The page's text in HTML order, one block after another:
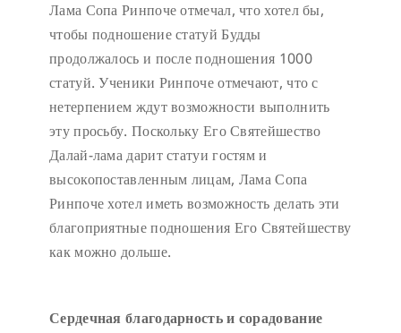
Лама Сопа Ринпоче отмечал, что хотел бы,
чтобы подношение статуй Будды
продолжалось и после подношения 1000
статуй. Ученики Ринпоче отмечают, что с
нетерпением ждут возможности выполнить
эту просьбу. Поскольку Его Святейшество
Далай-лама дарит статуи гостям и
высокопоставленным лицам, Лама Сопа
Ринпоче хотел иметь возможность делать эти
благоприятные подношения Его Святейшеству
как можно дольше.
Сердечная благодарность и сорадование